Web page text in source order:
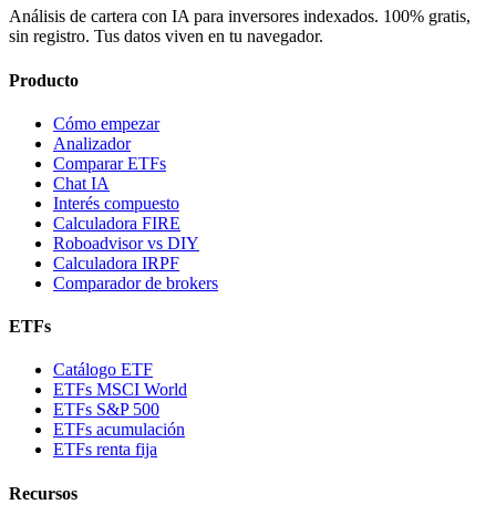
Análisis de cartera con IA para inversores indexados. 100% gratis,
sin registro. Tus datos viven en tu navegador.
Producto
Cómo empezar
Analizador
Comparar ETFs
Chat IA
Interés compuesto
Calculadora FIRE
Roboadvisor vs DIY
Calculadora IRPF
Comparador de brokers
ETFs
Catálogo ETF
ETFs MSCI World
ETFs S&P 500
ETFs acumulación
ETFs renta fija
Recursos